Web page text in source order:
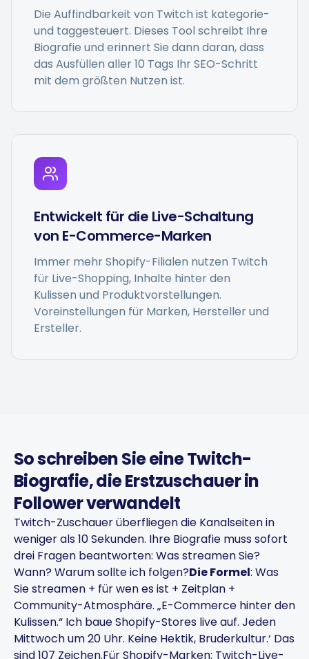
Die Auffindbarkeit von Twitch ist kategorie-
und taggesteuert. Dieses Tool schreibt Ihre
Biografie und erinnert Sie dann daran, dass
das Ausfüllen aller 10 Tags Ihr SEO-Schritt
mit dem größten Nutzen ist.
Entwickelt für die Live-Schaltung
von E-Commerce-Marken
Immer mehr Shopify-Filialen nutzen Twitch
für Live-Shopping, Inhalte hinter den
Kulissen und Produktvorstellungen.
Voreinstellungen für Marken, Hersteller und
Ersteller.
So schreiben Sie eine Twitch-
Biografie, die Erstzuschauer in
Follower verwandelt
Twitch-Zuschauer überfliegen die Kanalseiten in
weniger als 10 Sekunden. Ihre Biografie muss sofort
drei Fragen beantworten: Was streamen Sie?
Wann? Warum sollte ich folgen?Die Formel: Was
Sie streamen + für wen es ist + Zeitplan +
Community-Atmosphäre. „E-Commerce hinter den
Kulissen.“ Ich baue Shopify-Stores live auf. Jeden
Mittwoch um 20 Uhr. Keine Hektik, Bruderkultur.‘ Das
sind 107 Zeichen.Für Shopify-Marken: Twitch-Live-